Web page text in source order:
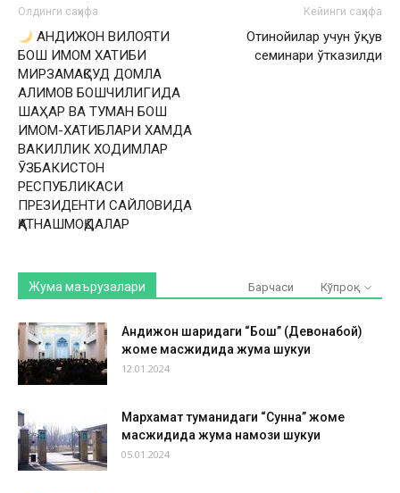
Олдинги саҳифа
АНДИЖОН ВИЛОЯТИ
БОШ ИМОМ ХАТИБИ
МИРЗАМАҚСУД ДОМЛА
АЛИМОВ БОШЧИЛИГИДА
ШАҲАР ВА ТУМАН БОШ
ИМОМ-ХАТИБЛАРИ ХАМДА
ВАКИЛЛИК ХОДИМЛАР
ӮЗБАКИСТОН
РЕСПУБЛИКАСИ
ПРЕЗИДЕНТИ САЙЛОВИДА
ҚАТНАШМОҚДАЛАР
Кейинги саҳифа
Отинойилар учун ўқув
семинари ўтказилди
Жума маърузалари Барчаси Кўпроқ
Андижон шаҳридаги “Бош” (Девонабой)
жоме масжидида жума шукуҳи
12.01.2024
Мархамат туманидаги “Сунна” жоме
масжидида жума намози шукуҳи
05.01.2024